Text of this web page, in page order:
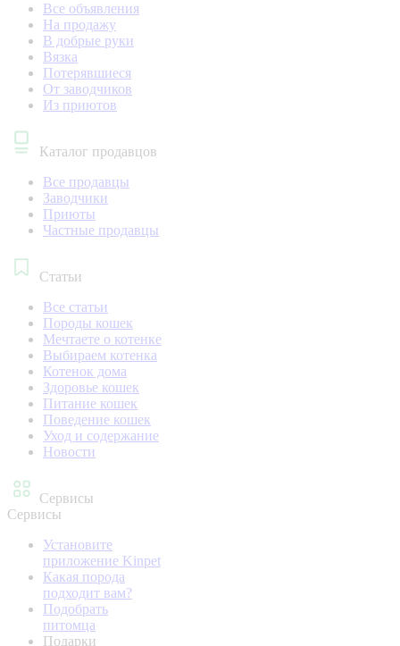
Все объявления
На продажу
В добрые руки
Вязка
Потерявшиеся
От заводчиков
Из приютов
Каталог продавцов
Все продавцы
Заводчики
Приюты
Частные продавцы
Статьи
Все статьи
Породы кошек
Мечтаете о котенке
Выбираем котенка
Котенок дома
Здоровье кошек
Питание кошек
Поведение кошек
Уход и содержание
Новости
Сервисы
Сервисы
Установите
приложение Kinpet
Какая порода
подходит вам?
Подобрать
питомца
Подарки